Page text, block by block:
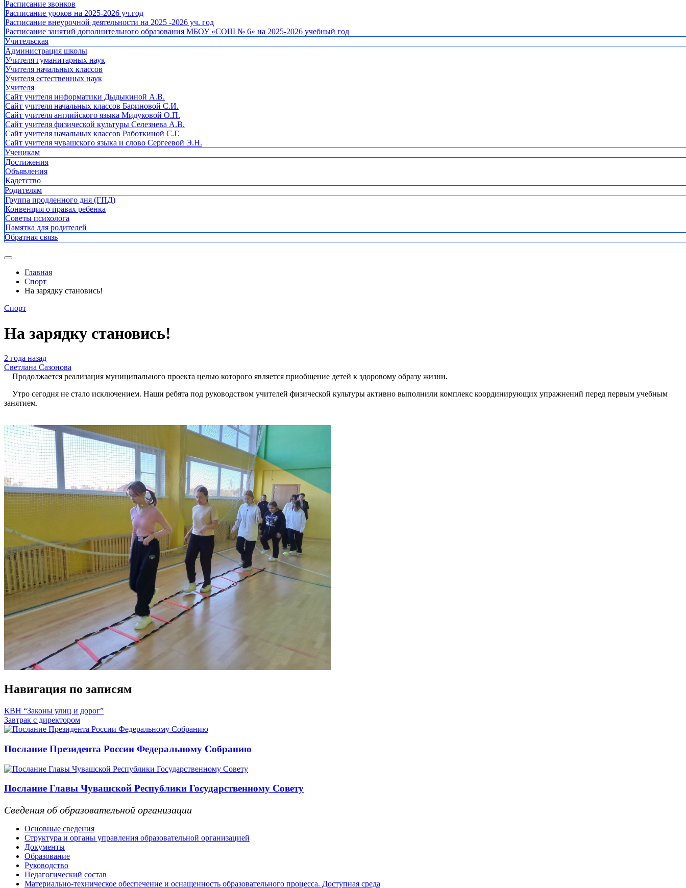
Расписание звонков
Расписание уроков на 2025-2026 уч.год
Расписание внеурочной деятельности на 2025 -2026 уч. год
Расписание занятий дополнительного образования МБОУ «СОШ № 6» на 2025-2026 учебный год
Учительская
Администрация школы
Учителя гуманитарных наук
Учителя начальных классов
Учителя естественных наук
Учителя
Cайт учителя информатики Дыдыкиной А.В.
Сайт учителя начальных классов Бариновой С.И.
Сайт учителя английского языка Мидуковой О.П.
Сайт учителя физической культуры Селезнева А.В.
Сайт учителя начальных классов Работкиной С.Г.
Сайт учителя чувашского языка и слово Сергеевой Э.Н.
Ученикам
Достижения
Объявления
Кадетство
Родителям
Группа продленного дня (ГПД)
Конвенция о правах ребенка
Советы психолога
Памятка для родителей
Обратная связь
Главная
Спорт
На зарядку становись!
Спорт
На зарядку становись!
2 года назад
Светлана Сазонова
Продолжается реализация муниципального проекта целью которого является приобщение детей к здоровому образу жизни.
Утро сегодня не стало исключением. Наши ребята под руководством учителей физической культуры активно выполнили комплекс координирующих упражнений перед первым учебным
занятием.
Навигация по записям
КВН “Законы улиц и дорог”
Завтрак с директором
Послание Президента России Федеральному Собранию
Послание Главы Чувашской Республики Государственному Совету
Сведения об образовательной организации
Основные сведения
Структура и органы управления образовательной организацией
Документы
Образование
Руководство
Педагогический состав
Материально-техническое обеспечение и оснащенность образовательного процесса. Доступная среда